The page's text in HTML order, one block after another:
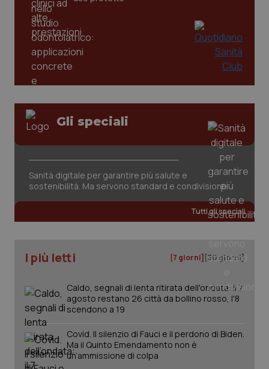
Gli speciali
Sanità digitale per garantire più salute e
sostenibilità. Ma servono standard e condivisione
Tutti gli speciali
I più letti [7 giorni] [30 giorni]
Caldo, segnali di lenta ritirata dell'ondata: il 7
agosto restano 26 città da bollino rosso, l'8
scendono a 19
Covid. Il silenzio di Fauci e il perdono di Biden.
Ma il Quinto Emendamento non è
un’ammissione di colpa
CookieScriptConsent
www.quotidianosanita.it
tracking-enable
tracking-sites-ironfish-
session-id
www.quotidianosanita.it